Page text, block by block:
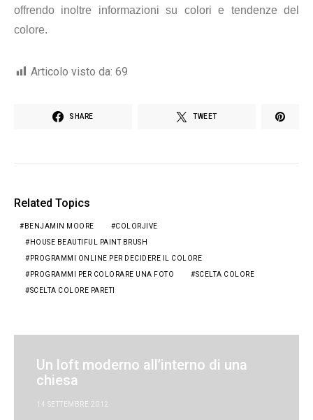
offrendo inoltre informazioni su colori e tendenze del
colore.
Articolo visto da: 69
SHARE TWEET
Related Topics
BENJAMIN MOORE COLORJIVE
HOUSE BEAUTIFUL PAINT BRUSH
PROGRAMMI ONLINE PER DECIDERE IL COLORE
PROGRAMMI PER COLORARE UNA FOTO SCELTA COLORE
SCELTA COLORE PARETI
Un loft moderno all’interno di una
chiesa
14 SETTEMBRE 2012